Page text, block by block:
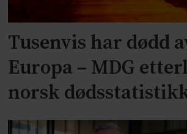
Tusenvis har dødd
Europa – MDG
norsk